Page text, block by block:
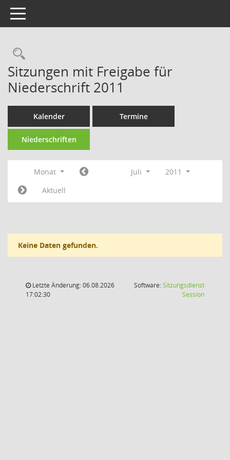
Toggle navigation
Rechercheauswahl
Sitzungen mit Freigabe für
Niederschrift 2011
Kalender Termine
Niederschriften
Monat Juli
2011
Aktuell
Keine Daten gefunden.
Letzte Änderung: 06.08.2026
17:02:30
Software:Sitzungsdienst
Session(Wird in